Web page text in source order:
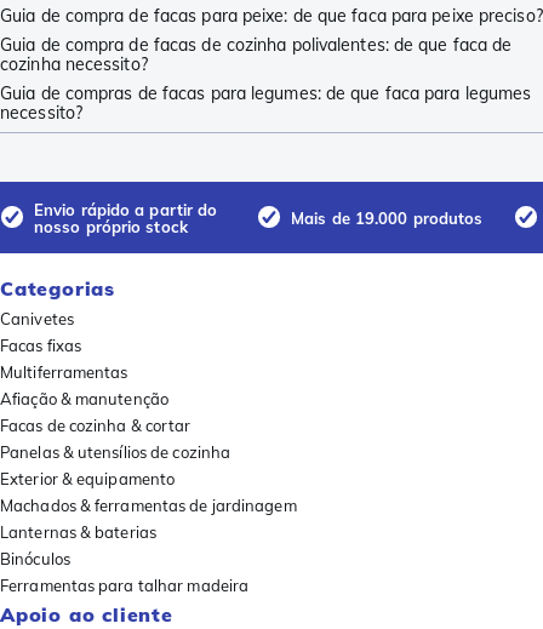
Guia de compra de facas para peixe: de que faca para peixe preciso?
Guia de compra de facas de cozinha polivalentes: de que faca de
cozinha necessito?
Guia de compras de facas para legumes: de que faca para legumes
necessito?
Envio rápido a partir do
nosso próprio stock
Mais de 19.000 produtos
Categorias
Canivetes
Facas fixas
Multiferramentas
Afiação & manutenção
Facas de cozinha & cortar
Panelas & utensílios de cozinha
Exterior & equipamento
Machados & ferramentas de jardinagem
Lanternas & baterias
Binóculos
Ferramentas para talhar madeira
Apoio ao cliente